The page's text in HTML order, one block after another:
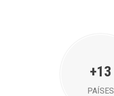
+13